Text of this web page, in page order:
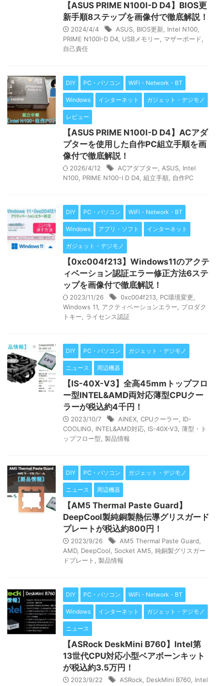
【ASUS PRIME N100I-D D4】BIOS更
新手順8ステップを画像付で徹底解説！
2024/4/4 ASUS BIOS更新 Intel N100
PRIME N100I-D D4 USBメモリー マザーボード
自己責任
DIY PC・パソコン WiFi・Network・BT
Windows インターネット ガジェット・デジモノ
レビュー
【ASUS PRIME N100I-D D4】ACアダ
プターを使用した自作PC組立手順を画
像付で徹底解説！
2026/4/12 ACアダプター ASUS Intel
N100 PRIME N100-I D D4 組立手順 自作PC
DIY PC・パソコン WiFi・Network・BT
Windows アプリ・ソフト インターネット
ガジェット・デジモノ
【0xc004f213】Windows11のアクテ
ィベーション認証エラー修正方法6ステ
ップを画像付で徹底解説！
2023/11/26 0xc004f213 PC環境変更
Windows 11 アクティベーションエラー
プロダク
トキー
ライセンス認証
DIY PC・パソコン ガジェット・デジモノ
ニュース 周辺機器
【IS-40X-V3】全高45mmトップフロ
ー型INTEL&AMD両対応薄型CPUクー
ラーが税込約4千円！
2023/10/7 AINEX CPUクーラー
ID-
COOLING
INTEL&AMD対応 IS-40X-V3 薄型・ト
ップフロー型 製品情報
DIY PC・パソコン ガジェット・デジモノ
ニュース 周辺機器
【AM5 Thermal Paste Guard】
DeepCool製純銅製熱伝導グリスガード
プレートが税込約800円！
2023/9/26 AM5 Thermal Paste Guard
AMD, DeepCool Socket AM5 純銅製グリスガー
ドプレート
製品情報
DIY PC・パソコン WiFi・Network・BT
Windows インターネット ガジェット・デジモノ
ニュース
【ASRock DeskMini B760】Intel第
13世代CPU対応小型ベアボーンキット
が税込約3.5万円！
2023/9/22 ASRock DeskMini B760 Intel